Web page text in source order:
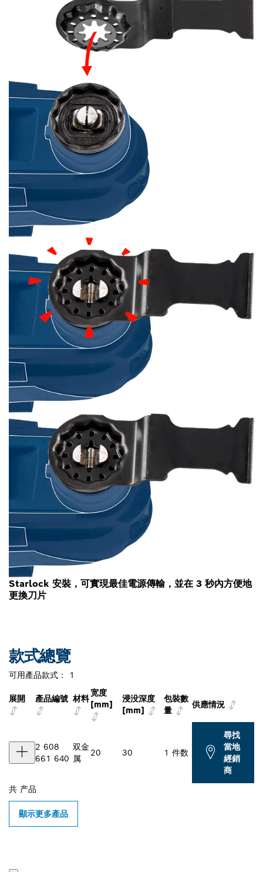
Starlock 安裝，可實現最佳電源傳輸，並在 3 秒內方便地
更換刀片
款式總覽
可用產品款式： 1
展開 產品編號 材料
宽度
[mm]
浸没深度
[mm]
包裝數
量
供應情況
2 608
661 640
双金
属
20 30 1 件数
尋找
當地
經銷
商
共 产品
顯示更多產品